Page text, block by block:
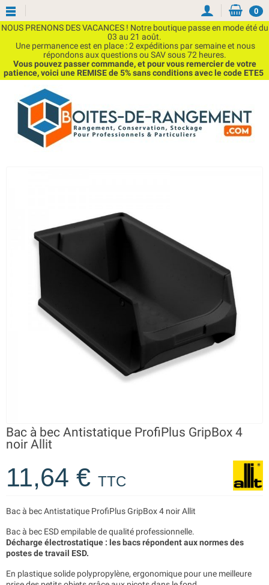
NOUS PRENONS DES VACANCES ! Notre boutique passe en mode été du
03 au 21 août.
Une permanence est en place : 2 expéditions par semaine et nous
répondons aux questions ou SAV sous 72 heures.
Vous pouvez passer commande, et pour vous remercier de votre
patience, voici une REMISE de 5% sans conditions avec le code ETE5
0
Bac à bec Antistatique ProfiPlus GripBox 4
noir Allit
11,64 € TTC
Bac à bec Antistatique ProfiPlus GripBox 4 noir Allit
Bac à bec ESD empilable de qualité professionnelle.
Décharge électrostatique : les bacs répondent aux normes des
postes de travail ESD.
En plastique solide polypropylène, ergonomique pour une meilleure